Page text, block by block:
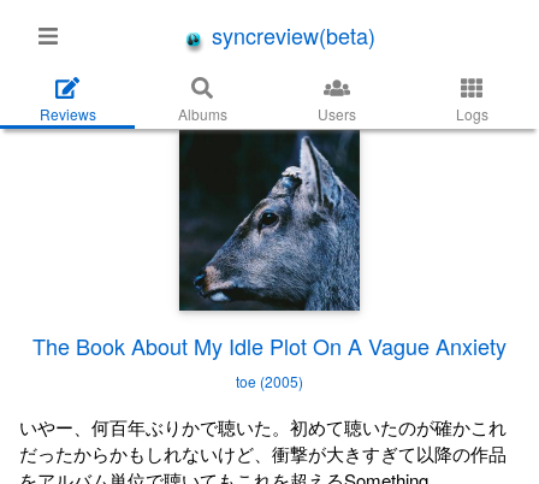
syncreview(beta)
Reviews Albums Users Logs
The Book About My Idle Plot On A Vague Anxiety
toe (2005)
いやー、何百年ぶりかで聴いた。初めて聴いたのが確かこれ
だったからかもしれないけど、衝撃が大きすぎて以降の作品